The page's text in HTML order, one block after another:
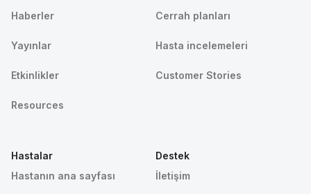
Haberler
Yayınlar
Etkinlikler
Resources
Cerrah planları
Hasta incelemeleri
Customer Stories
Hastalar
Hastanın ana sayfası
Destek
İletişim